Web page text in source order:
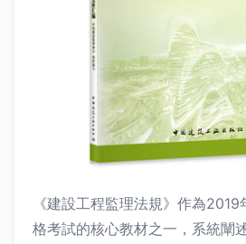
《建設工程監理法規》作為
格考試的核心教材之一，系統闡